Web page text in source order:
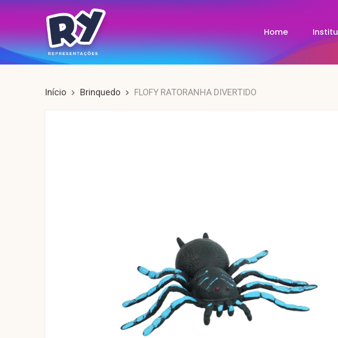
Skip
main
content
Home
Início Brinquedo FLOFY RATORANHA DIVERTIDO